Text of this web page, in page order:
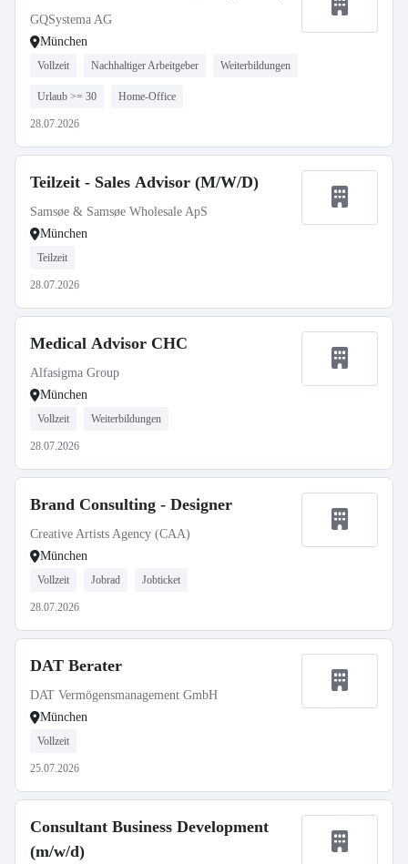
GQSystema AG
München
Vollzeit Nachhaltiger Arbeitgeber Weiterbildungen
Urlaub >= 30 Home-Office
28.07.2026
Teilzeit - Sales Advisor (M/W/D)
Samsøe & Samsøe Wholesale ApS
München
Teilzeit
28.07.2026
Medical Advisor CHC
Alfasigma Group
München
Vollzeit Weiterbildungen
28.07.2026
Brand Consulting - Designer
Creative Artists Agency (CAA)
München
Vollzeit Jobrad Jobticket
28.07.2026
DAT Berater
DAT Vermögensmanagement GmbH
München
Vollzeit
25.07.2026
Consultant Business Development
(m/w/d)